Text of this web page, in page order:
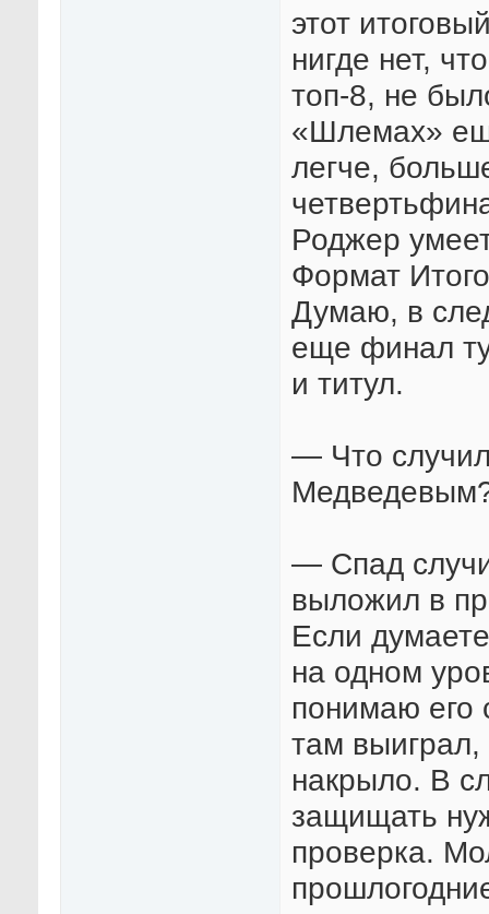
этот
нигде нет,
топ-8, не
«Шлемах»
легче,
Роджер
Формат
Думаю, в
еще финал
и титул.
— Что
— Спад
выложил в
Если
на одном
понимаю его
там
накрыло. В
защищать
проверка.